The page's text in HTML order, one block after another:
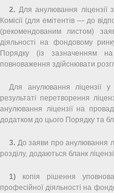
2. Для анулювання ліцензії
Комісії (для емітентів — до
(рекомендованим листом)
діяльності на фондовому
Порядку (із зазначенням на
повноваження здійснювати
Для анулювання ліцензії у
результаті перетворення
анулювання ліцензії на
додатком до цього Порядку та
3. До заяви про анулювання
розділу, додаються бланк
1) копія рішення
професійної діяльності на